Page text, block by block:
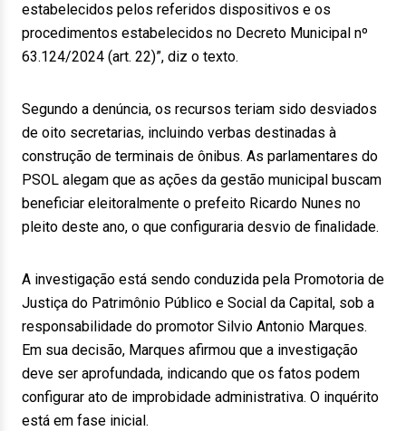
estabelecidos pelos referidos dispositivos e os
procedimentos estabelecidos no Decreto Municipal nº
63.124/2024 (art. 22)”, diz o texto.
Segundo a denúncia, os recursos teriam sido desviados
de oito secretarias, incluindo verbas destinadas à
construção de terminais de ônibus. As parlamentares do
PSOL alegam que as ações da gestão municipal buscam
beneficiar eleitoralmente o prefeito Ricardo Nunes no
pleito deste ano, o que configuraria desvio de finalidade.
A investigação está sendo conduzida pela Promotoria de
Justiça do Patrimônio Público e Social da Capital, sob a
responsabilidade do promotor Silvio Antonio Marques.
Em sua decisão, Marques afirmou que a investigação
deve ser aprofundada, indicando que os fatos podem
configurar ato de improbidade administrativa. O inquérito
está em fase inicial.